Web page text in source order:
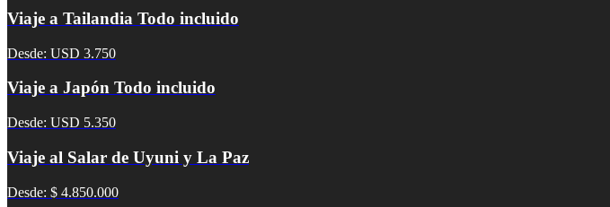
Viaje a Tailandia Todo incluido
Desde: USD 3.750
Viaje a Japón Todo incluido
Desde: USD 5.350
Viaje al Salar de Uyuni y La Paz
Desde: $ 4.850.000